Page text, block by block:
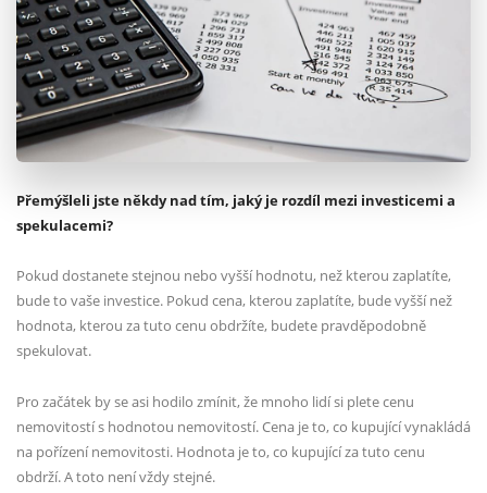
Přemýšleli jste někdy nad tím, jaký je rozdíl mezi investicemi a
spekulacemi?
Pokud dostanete stejnou nebo vyšší hodnotu, než kterou zaplatíte,
bude to vaše investice. Pokud cena, kterou zaplatíte, bude vyšší než
hodnota, kterou za tuto cenu obdržíte, budete pravděpodobně
spekulovat.
Pro začátek by se asi hodilo zmínit, že mnoho lidí si plete cenu
nemovitostí s hodnotou nemovitostí. Cena je to, co kupující vynakládá
na pořízení nemovitosti. Hodnota je to, co kupující za tuto cenu
obdrží. A toto není vždy stejné.